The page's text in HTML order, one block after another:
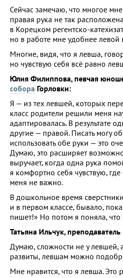
Сейчас замечаю, что многое
правая рука не так
в Корецком регентско-
но в работе мне удобнее левой
Многие, видя, что я левша,
но чувствую себя всё равно
Юлия Филиппова, певчая
собора Горловки:
Я — из тех левшей, которых
класс родители решили меня
адаптировалась. В результате
другие — правой. Писать могу
использовать обе руки — это
Думаю, это расширяет
выручает, когда одна рука
я комфортно себя чувствую,
меня не важно.
В дошкольное время
и в первом классе, бывало,
пишет!» Но потом я поняла, что
Татьяна Ильчук,
Думаю, сложности не у левшей,
развиты, левшам можно
Мне нравится, что я левша. Это